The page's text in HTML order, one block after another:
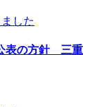
した
表の方針 三重